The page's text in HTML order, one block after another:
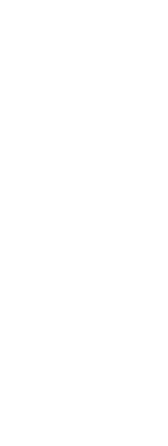
Este es el
7 de
14 de
15 de
21 de
22 de
28 de
1 de
7 de
8 de
14 de
15 de